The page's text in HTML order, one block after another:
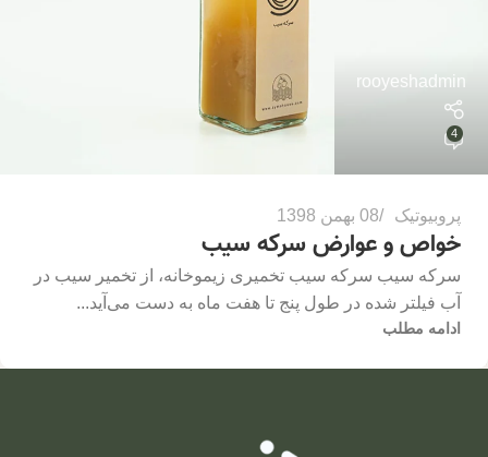
rooyeshadmin
4
پروبیوتیک 08 بهمن 1398
خواص و عوارض سرکه سیب
سرکه سیب سرکه سیب تخمیری زیموخانه، از تخمیر سیب در
آب فیلتر شده در طول پنج تا هفت ماه به دست می‌آید...
ادامه مطلب